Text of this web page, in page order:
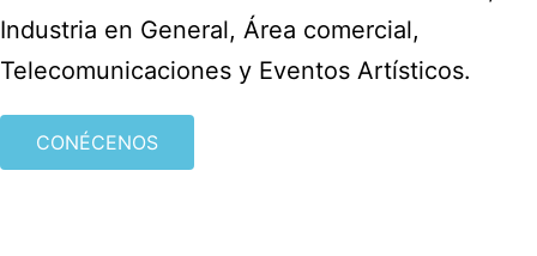
Industria en General, Área comercial,
Telecomunicaciones y Eventos Artísticos.
CONÉCENOS